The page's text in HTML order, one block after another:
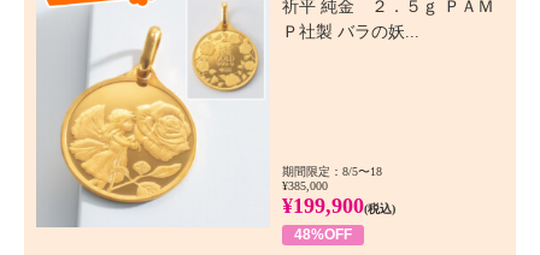
祈平 純金 ２．５ｇ ＰＡＭ
Ｐ社製 バラの妖...
期間限定：8/5〜18
¥385,000
¥199,900(税込)
48%OFF